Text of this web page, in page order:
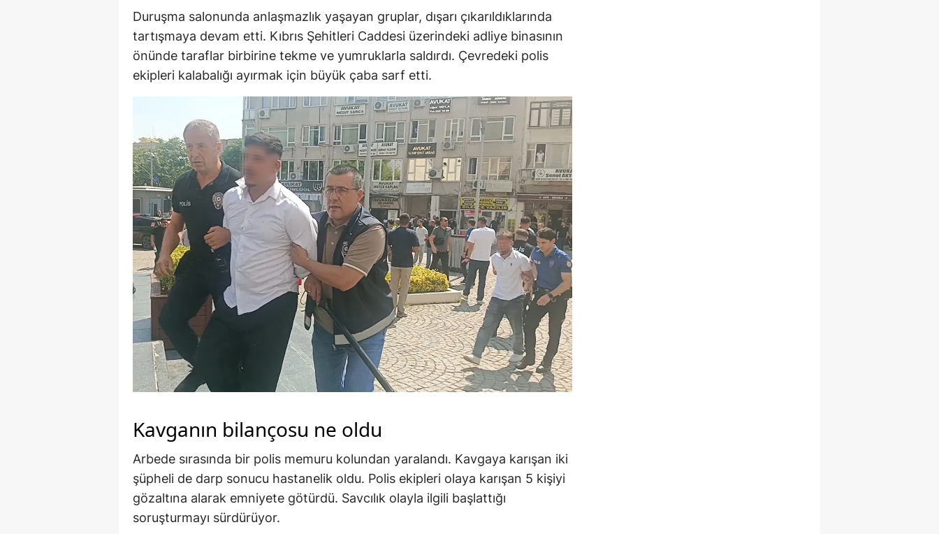
Duruşma salonunda anlaşmazlık yaşayan gruplar, dışarı çıkarıldıklarında
tartışmaya devam etti. Kıbrıs Şehitleri Caddesi üzerindeki adliye binasının
önünde taraflar birbirine tekme ve yumruklarla saldırdı. Çevredeki polis
ekipleri kalabalığı ayırmak için büyük çaba sarf etti.
Kavganın bilançosu ne oldu
Arbede sırasında bir polis memuru kolundan yaralandı. Kavgaya karışan iki
şüpheli de darp sonucu hastanelik oldu. Polis ekipleri olaya karışan 5 kişiyi
gözaltına alarak emniyete götürdü. Savcılık olayla ilgili başlattığı
soruşturmayı sürdürüyor.